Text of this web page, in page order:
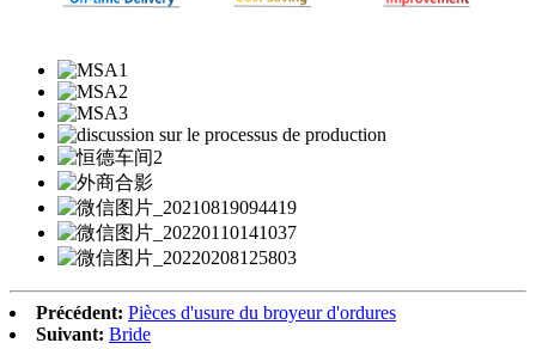
Précédent: Pièces d'usure du broyeur d'ordures
Suivant: Bride